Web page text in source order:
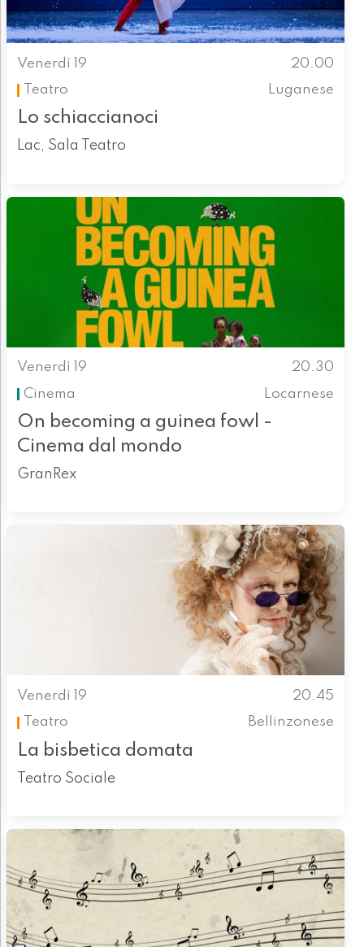
Venerdì 19
20.00
Teatro
Luganese
Lo schiaccianoci
Lac, Sala Teatro
Venerdì 19
20.30
Cinema
Locarnese
On becoming a guinea fowl -
Cinema dal mondo
GranRex
Venerdì 19
20.45
Teatro
Bellinzonese
La bisbetica domata
Teatro Sociale